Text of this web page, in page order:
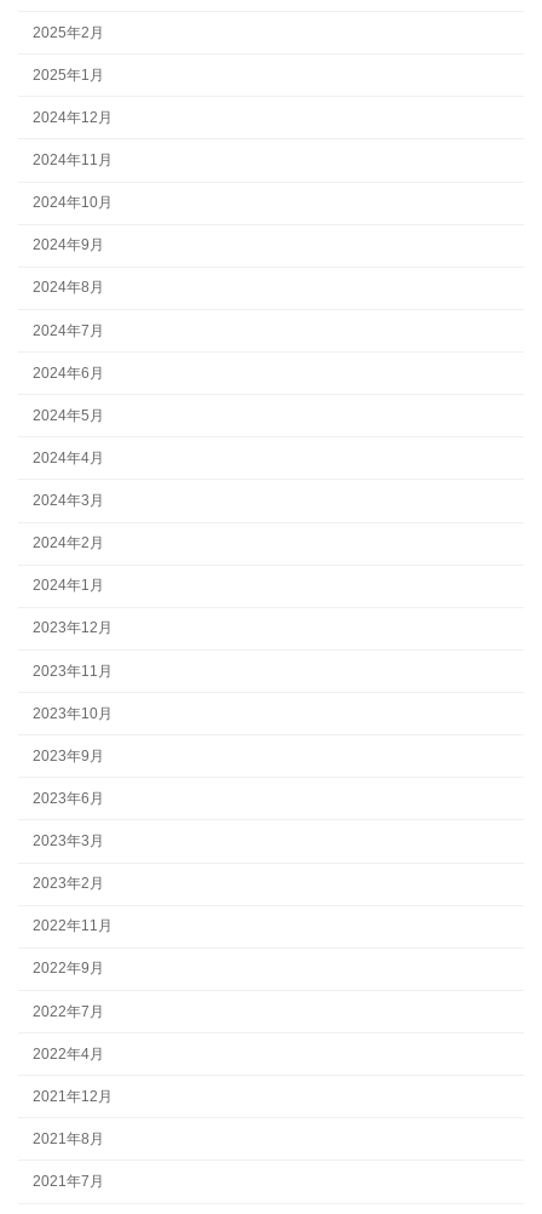
2025年2月
2025年1月
2024年12月
2024年11月
2024年10月
2024年9月
2024年8月
2024年7月
2024年6月
2024年5月
2024年4月
2024年3月
2024年2月
2024年1月
2023年12月
2023年11月
2023年10月
2023年9月
2023年6月
2023年3月
2023年2月
2022年11月
2022年9月
2022年7月
2022年4月
2021年12月
2021年8月
2021年7月